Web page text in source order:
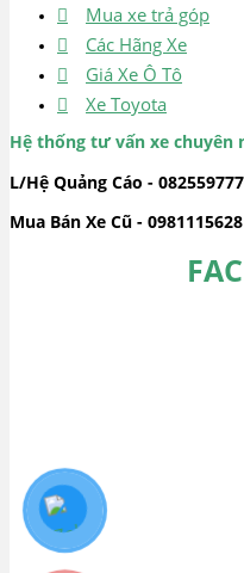
Mua xe trả góp
Các Hãng Xe
Giá Xe Ô Tô
Xe Toyota
Hệ thống tư vấn xe chuyên
L/Hệ Quảng Cáo -
Mua Bán Xe Cũ - 0981115628